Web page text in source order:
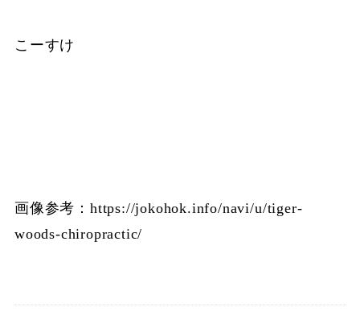
こーすけ
画像参考：https://jokohok.info/navi/u/tiger-
woods-chiropractic/